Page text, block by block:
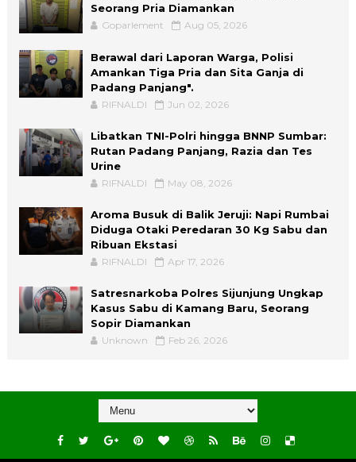
Seorang Pria Diamankan
Goparlement Aug 05, 2026
Berawal dari Laporan Warga, Polisi
Amankan Tiga Pria dan Sita Ganja di
Padang Panjang".
RIFNALDI Jun 02, 2026
Libatkan TNI-Polri hingga BNNP Sumbar:
Rutan Padang Panjang, Razia dan Tes
Urine
RIFNALDI May 08, 2026
Aroma Busuk di Balik Jeruji: Napi Rumbai
Diduga Otaki Peredaran 30 Kg Sabu dan
Ribuan Ekstasi
RIFNALDI Apr 17, 2026
Satresnarkoba Polres Sijunjung Ungkap
Kasus Sabu di Kamang Baru, Seorang
Sopir Diamankan
Unknown Feb 26, 2026